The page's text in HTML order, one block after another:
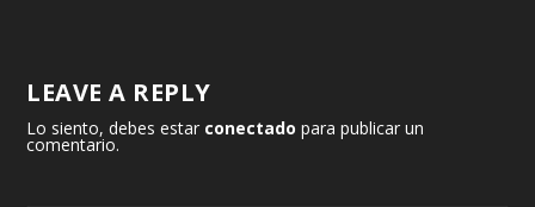
LEAVE A REPLY
Lo siento, debes estar conectado para publicar un
comentario.